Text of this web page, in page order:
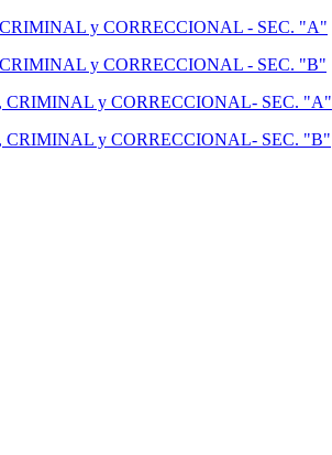
y CORRECCIONAL - SEC. "A"
y CORRECCIONAL - SEC. "B"
y CORRECCIONAL- SEC. "A"
y CORRECCIONAL- SEC. "B"